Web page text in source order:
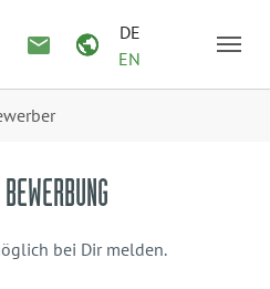
DE
EN
bei Dir melden.